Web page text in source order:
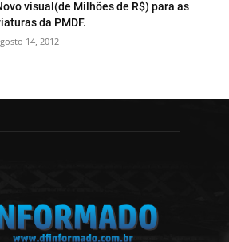
visual(de Milhões de R$) para as
da PMDF.
14, 2012